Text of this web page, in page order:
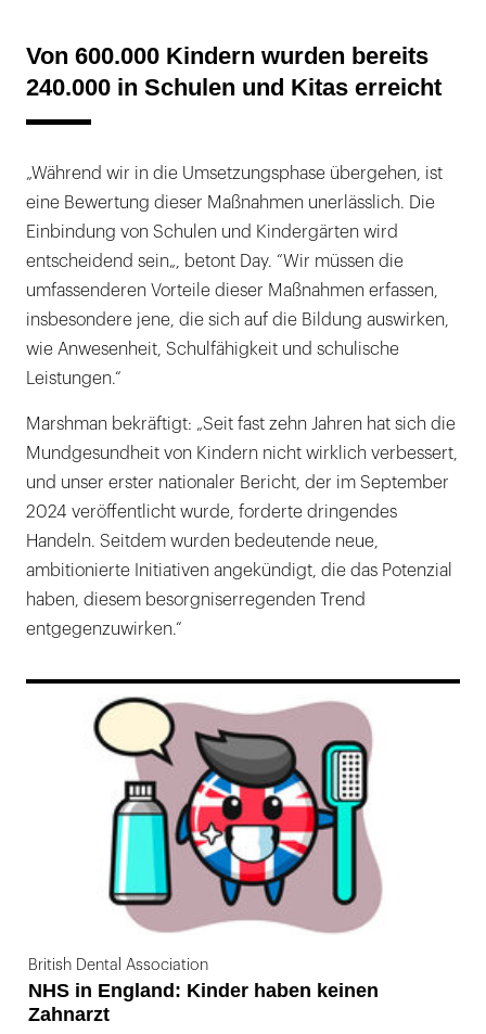
Von 600.000 Kindern wurden bereits
240.000 in Schulen und Kitas erreicht
„Während wir in die Umsetzungsphase übergehen, ist
eine Bewertung dieser Maßnahmen unerlässlich. Die
Einbindung von Schulen und Kindergärten wird
entscheidend sein„, betont Day. “Wir müssen die
umfassenderen Vorteile dieser Maßnahmen erfassen,
insbesondere jene, die sich auf die Bildung auswirken,
wie Anwesenheit, Schulfähigkeit und schulische
Leistungen.“
Marshman bekräftigt: „Seit fast zehn Jahren hat sich die
Mundgesundheit von Kindern nicht wirklich verbessert,
und unser erster nationaler Bericht, der im September
2024 veröffentlicht wurde, forderte dringendes
Handeln. Seitdem wurden bedeutende neue,
ambitionierte Initiativen angekündigt, die das Potenzial
haben, diesem besorgniserregenden Trend
entgegenzuwirken.“
British Dental Association
NHS in England: Kinder haben keinen
Zahnarzt